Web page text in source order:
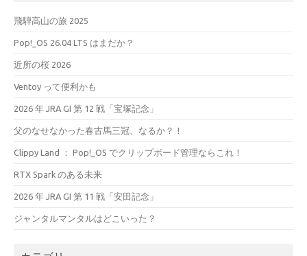
飛騨高山の旅 2025
Pop!_OS 26.04 LTS はまだか？
近所の桜 2026
Ventoy って便利かも
2026 年 JRA GI 第 12 戦「宝塚記念」
父のなせなかった春古馬三冠、なるか？！
Clippy Land ： Pop!_OS でクリップボード管理ならこれ！
RTX Spark のある未来
2026 年 JRA GI 第 11 戦「安田記念」
ジャンタルマンタルはどこいった？